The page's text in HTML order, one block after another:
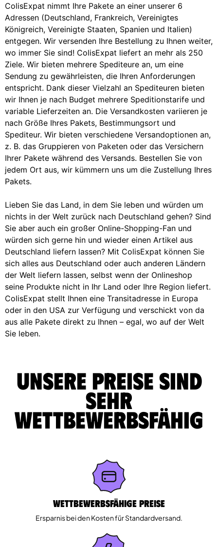
ColisExpat nimmt Ihre Pakete an einer unserer 6
Adressen (Deutschland, Frankreich, Vereinigtes
Königreich, Vereinigte Staaten, Spanien und Italien)
entgegen. Wir versenden Ihre Bestellung zu Ihnen weiter,
wo immer Sie sind! ColisExpat liefert an mehr als 250
Ziele. Wir bieten mehrere Spediteure an, um eine
Sendung zu gewährleisten, die Ihren Anforderungen
entspricht. Dank dieser Vielzahl an Spediteuren bieten
wir Ihnen je nach Budget mehrere Speditionstarife und
variable Lieferzeiten an. Die Versandkosten variieren je
nach Größe Ihres Pakets, Bestimmungsort und
Spediteur. Wir bieten verschiedene Versandoptionen an,
z. B. das Gruppieren von Paketen oder das Versichern
Ihrer Pakete während des Versands. Bestellen Sie von
jedem Ort aus, wir kümmern uns um die Zustellung Ihres
Pakets.
Lieben Sie das Land, in dem Sie leben und würden um
nichts in der Welt zurück nach Deutschland gehen? Sind
Sie aber auch ein großer Online-Shopping-Fan und
würden sich gerne hin und wieder einen Artikel aus
Deutschland liefern lassen? Mit ColisExpat können Sie
sich alles aus Deutschland oder auch anderen Ländern
der Welt liefern lassen, selbst wenn der Onlineshop
seine Produkte nicht in Ihr Land oder Ihre Region liefert.
ColisExpat stellt Ihnen eine Transitadresse in Europa
oder in den USA zur Verfügung und verschickt von da
aus alle Pakete direkt zu Ihnen – egal, wo auf der Welt
Sie leben.
Unsere Preise sind
sehr
wettbewerbsfähig
Wettbewerbsfähige Preise
Ersparnis bei den Kosten für Standardversand.